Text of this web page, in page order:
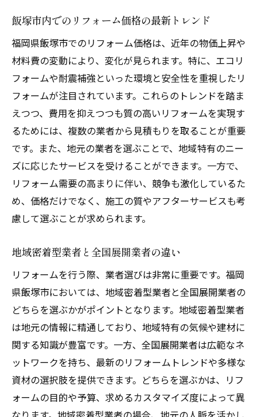
地元で評判のリフォーム業者の探し方
見積もり比較で失敗しない業者選び
リフォーム業者とのコミュニケーションの
重要性
業者との契約で注意すべきポイント
飯塚市でのリフォームプロジェクトを成功させ
るための予算管理のポイント
リフォーム費用を抑えるための優先順位決
定
予算オーバーを防ぐための計画策定法
予算内で理想を追求するための工夫
無駄を省くためのチェックリスト
恵
飯塚市特有の補助金制度の活用法
飯塚市でのリフォーム経験者に聞く！満足度を
高めるための具体的なアドバイス
経験者が語るリフォーム成功の秘訣
満足度を高めるための細部へのこだわり
リフォーム後の快適さを実感するための工
飯塚市内でのリフォーム価格の最新トレンド
福岡県飯塚市でのリフォーム価格は、近年の物価上昇や
材料費の変動により、変化が見られます。特に、エコリ
フォームや耐震補強といった環境と安全性を重視したリ
フォームが注目されています。これらのトレンドを踏ま
えつつ、費用を抑えつつも質の高いリフォームを実現す
るためには、複数の業者から見積もりを取ることが重要
です。また、地元の業者を選ぶことで、地域特有のニー
ズに応じたサービスを受けることができます。一方で、
リフォーム需要の高まりに伴い、競争も激化しているた
め、価格だけでなく、施工の質やアフターサービスも考
慮して選ぶことが求められます。
地域密着型業者と全国展開業者の違い
リフォームを行う際、業者選びは非常に重要です。福岡
県飯塚市においては、地域密着型業者と全国展開業者の
どちらを選ぶかがポイントとなります。地域密着型業者
は地元の情報に精通しており、地域特有の気候や建材に
関する知識が豊富です。一方、全国展開業者は広範なネ
ットワークを持ち、最新のリフォームトレンドや多様な
資材の選択肢を提供できます。どちらを選ぶかは、リフ
ォームの目的や予算、求めるカスタマイズ度によって異